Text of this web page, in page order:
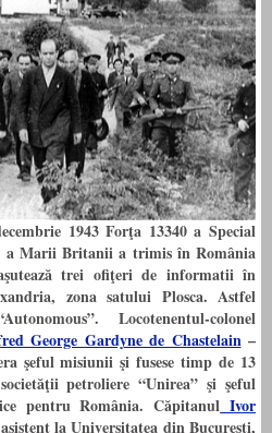
1943 Forţa 13340 a Special
a Marii Britanii a trimis în România
trei ofiţeri de informatii în
zona satului Plosca. Astfel
Locotenentul-colonel
George Gardyne de Chastelain–
şeful misiunii şi fusese timp de 13
petroliere “Unirea” şi şeful
pentru România. Căpitanul Ivor
la Universitatea din Bucureşti,